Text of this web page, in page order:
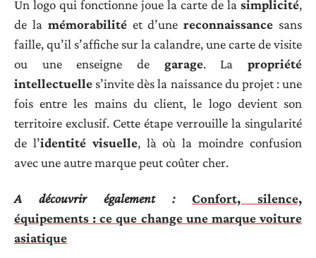
Un logo qui fonctionne joue la carte de la simplicité,
de la mémorabilitéet d’unereconnaissance sans
faille, qu’il s’affiche sur la calandre, une carte de visite
ou une enseigne de garage. Lapropriété
intellectuelle s’invite dès la naissance du projet : une
fois entre les mains du client, le logo devient son
territoire exclusif. Cette étape verrouille la singularité
de l’identité visuelle, là où la moindre confusion
avec une autre marque peut coûter cher.
A découvrir également :
Confort, silence,
équipements : ce que change une marque voiture
asiatique